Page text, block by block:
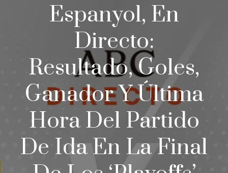
Espanyol, En
Directo:
Resultado, Goles,
Ganador Y Última
Hora Del Partido
De Ida En La Final